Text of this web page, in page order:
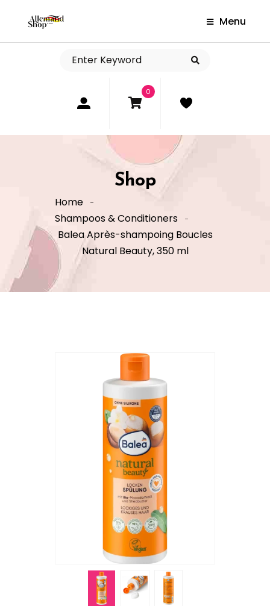
Menu
0
Shop
Home
Shampoos & Conditioners
Balea Après-shampoing Boucles
Natural Beauty, 350 ml